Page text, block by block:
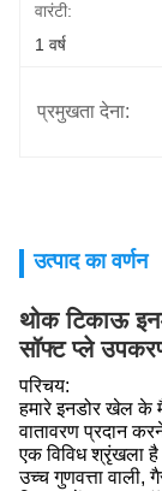
वारंटी:
1 वर्ष
प्रमुखता देना:
उत्पाद का वर्णन
थोक टिकाऊ
सॉफ्ट प्ले
परिचय:
हमारे इनडोर खेल के
वातावरण प्रदान
एक विविध श्रृंखला
उच्च गुणवत्ता वाली,